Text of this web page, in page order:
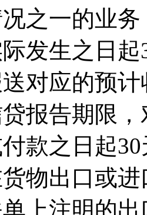
之一的业
发生之日
对应的预
报告期限
款之日起
物出口或
上注明的